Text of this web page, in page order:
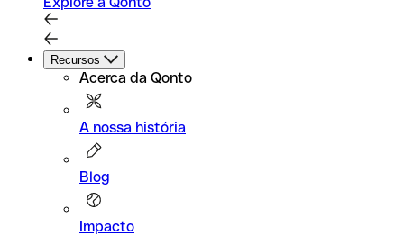
Recursos
Acerca da Qonto
A nossa história
Blog
Impacto